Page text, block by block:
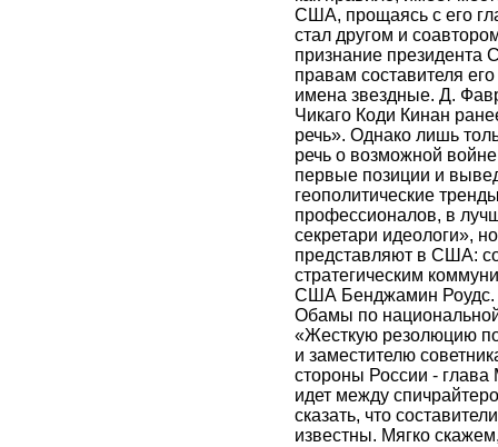
США, прощаясь с его
стал другом и
признание президента
правам составителя
имена звездные. Д.
Чикаго Коди Кинан
речь». Однако лишь
речь о возможной
первые позиции и
геополитические
профессионалов, в
секретари идеологи»,
представляют в США:
стратегическим
США Бенджамин Роудс.
Обамы по
«Жесткую резолюцию
и заместителю
стороны России -
идет между
сказать, что
известны. Мягко